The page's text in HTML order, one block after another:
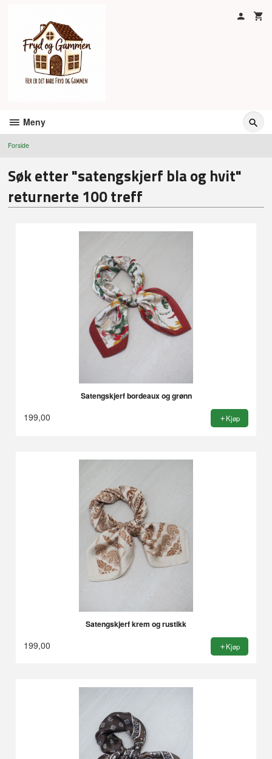
Meny
Forside
Søk etter "satengskjerf bla og hvit"
returnerte 100 treff
Satengskjerf bordeaux og grønn
199,00 Kjøp
Satengskjerf krem og rustikk
199,00 Kjøp